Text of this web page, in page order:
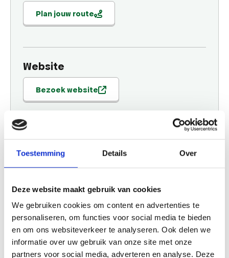
Toestemming Details Over
Deze website maakt gebruik van cookies
We gebruiken cookies om content en advertenties te
personaliseren, om functies voor social media te bieden
en om ons websiteverkeer te analyseren. Ook delen we
informatie over uw gebruik van onze site met onze
partners voor social media, adverteren en analyse. Deze
Plan jouw route
Website
Bezoek website
Aankomende evenementen
Kunst aan Zee: